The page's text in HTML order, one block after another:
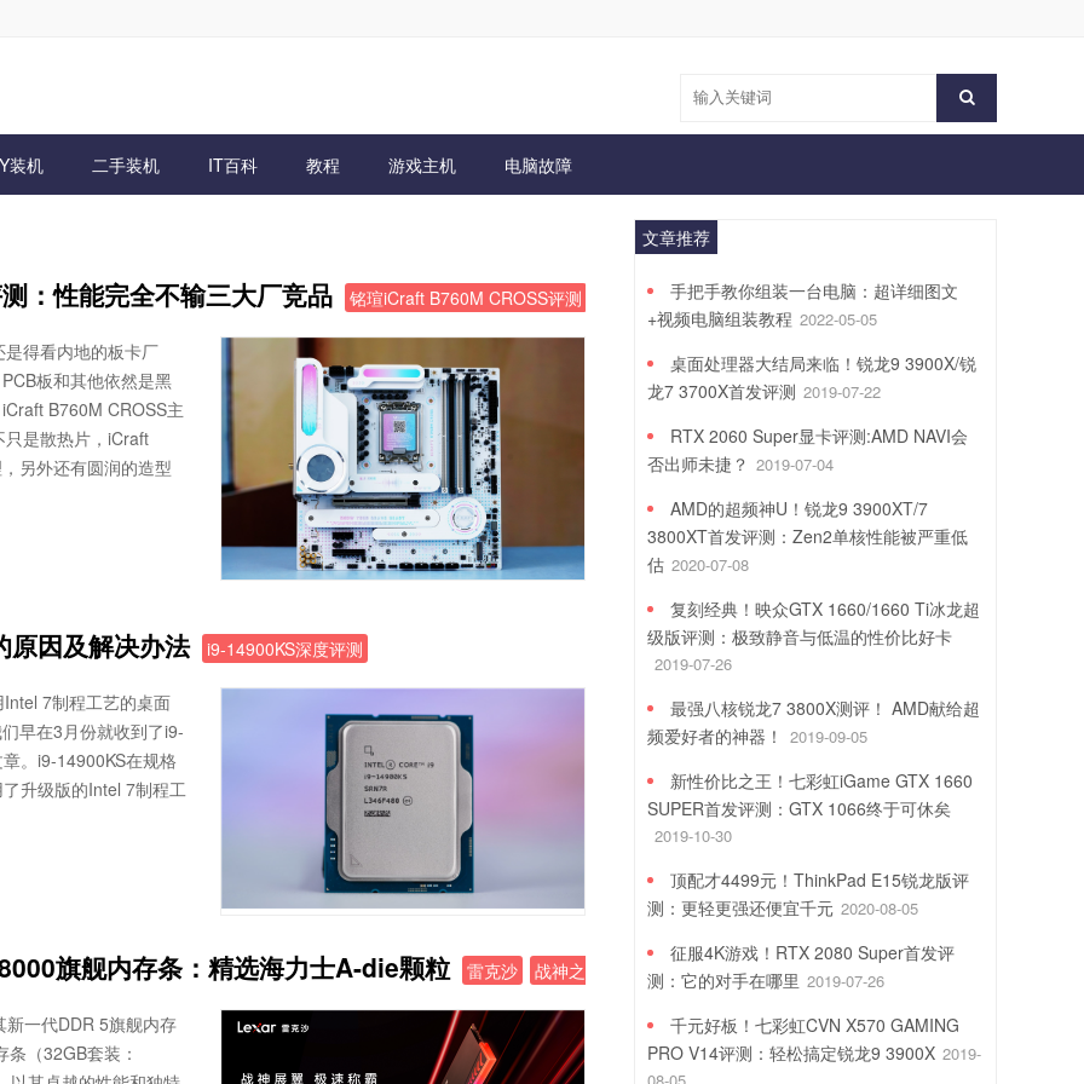
装机 二手装机 IT百科 教程 游戏主机 电脑故障
：性能完全不输三大厂竞品 铭瑄iCraft B760M CROSS评测
得看内地的板卡厂
板和其他依然是黑
B760M CROSS主
是散热片，iCraft
另外还有圆润的造型
原因及解决办法 i9-14900KS深度评测
7制程工艺的桌面
早在3月份就收到了i9-
。i9-14900KS在规格
升级版的Intel 7制程工
旗舰内存条：精选海力士A-die颗粒 雷克沙 战神之翼 DDR5
一代DDR 5旗舰内存
（32GB套装：
文章推荐
手把手教你组装一台电脑：超详细图文
+视频电脑组装教程 2022-05-05
桌面处理器大结局来临！锐龙9 3900X/锐
龙7 3700X首发评测 2019-07-22
RTX 2060 Super显卡评测:AMD NAVI会
否出师未捷？ 2019-07-04
AMD的超频神U！锐龙9 3900XT/7
3800XT首发评测：Zen2单核性能被严重低
估 2020-07-08
复刻经典！映众GTX 1660/1660 Ti冰龙超
级版评测：极致静音与低温的性价比好卡
2019-07-26
最强八核锐龙7 3800X测评！ AMD献给超
频爱好者的神器！
2019-09-05
新性价比之王！七彩虹iGame GTX 1660
SUPER首发评测：GTX 1066终于可休矣
2019-10-30
顶配才4499元！ThinkPad E15锐龙版评
测：更轻更强还便宜千元 2020-08-05
征服4K游戏！RTX 2080 Super首发评
测：它的对手在哪里 2019-07-26
千元好板！七彩虹CVN X570 GAMING
PRO V14评测：轻松搞定锐龙9 3900X 2019-